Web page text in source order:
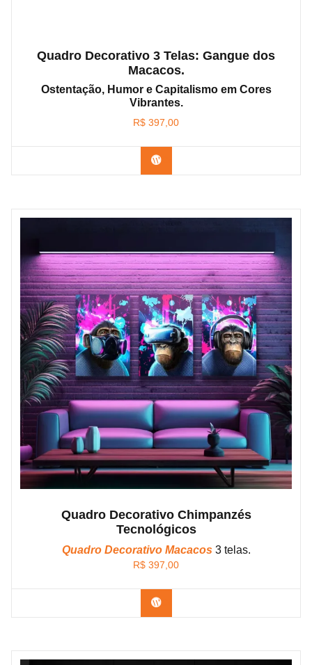
Quadro Decorativo 3 Telas: Gangue dos
Macacos.
Ostentação, Humor e Capitalismo em Cores
Vibrantes.
R$ 397,00
Confira os modelos
Quadro Decorativo Chimpanzés
Tecnológicos
Quadro Decorativo Macacos3 telas.
R$ 397,00
Confira os modelos